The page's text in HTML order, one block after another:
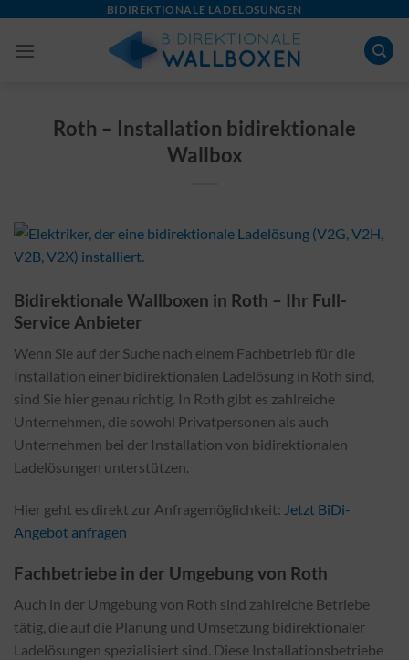
content
BIDIREKTIONALE LADELÖSUNGEN
Roth – Installation bidirektionale
Wallbox
Bidirektionale Wallboxen in Roth – Ihr Full-
Service Anbieter
Wenn Sie auf der Suche nach einem Fachbetrieb für die
Installation einer bidirektionalen Ladelösung in Roth sind,
sind Sie hier genau richtig. In Roth gibt es zahlreiche
Unternehmen, die sowohl Privatpersonen als auch
Unternehmen bei der Installation von bidirektionalen
Ladelösungen unterstützen.
Hier geht es direkt zur Anfragemöglichkeit: Jetzt BiDi-
Angebot anfragen
Fachbetriebe in der Umgebung von Roth
Auch in der Umgebung von Roth sind zahlreiche Betriebe
tätig, die auf die Planung und Umsetzung bidirektionaler
Ladelösungen spezialisiert sind. Diese Installationsbetriebe